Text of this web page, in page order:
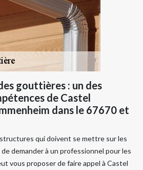
gouttières : un des
de Castel
dans le 67670 et
qui doivent se mettre sur les
demander à un professionnel pour les
vous proposer de faire appel à Castel